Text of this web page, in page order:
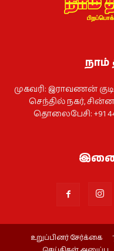
நாம்
முகவரி: இராவணன்
செந்தில் நகர்,
தொலைபேசி: +91
உறுப்பினர் சேர்க்கை